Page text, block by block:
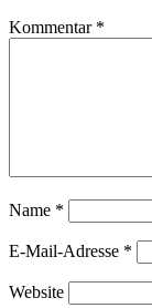
Kommentar *
Name *
E-Mail-Adresse *
Website